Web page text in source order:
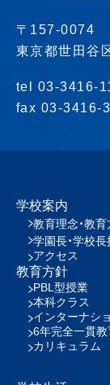
〒157-0074
東京都世田谷
tel 03-3416-
fax 03-3416-
学校案内
教育理念・教
学園長・学校長
アクセス
教育方針
PBL型授業
本科クラス
インターナシ
6年完全一貫教
カリキュラム